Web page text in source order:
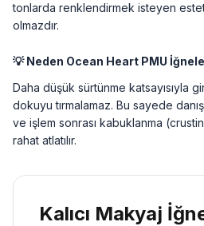
tonlarda renklendirmek isteyen
olmazdır.
💡 Neden Ocean Heart PMU
Daha düşük sürtünme katsayısıyla
dokuyu tırmalamaz. Bu sayede
ve işlem sonrası kabuklanma
rahat atlatılır.
Kalıcı Makyaj